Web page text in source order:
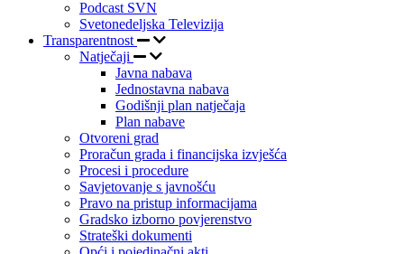
Podcast SVN
Svetonedeljska Televizija
Transparentnost
Natječaji
Javna nabava
Jednostavna nabava
Godišnji plan natječaja
Plan nabave
Otvoreni grad
Proračun grada i financijska izvješća
Procesi i procedure
Savjetovanje s javnošću
Pravo na pristup informacijama
Gradsko izborno povjerenstvo
Strateški dokumenti